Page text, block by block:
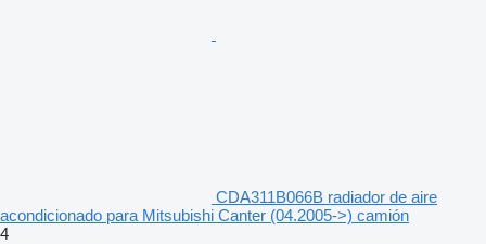
CDA311B066B radiador de aire
acondicionado para Mitsubishi Canter (04.2005->) camión
4